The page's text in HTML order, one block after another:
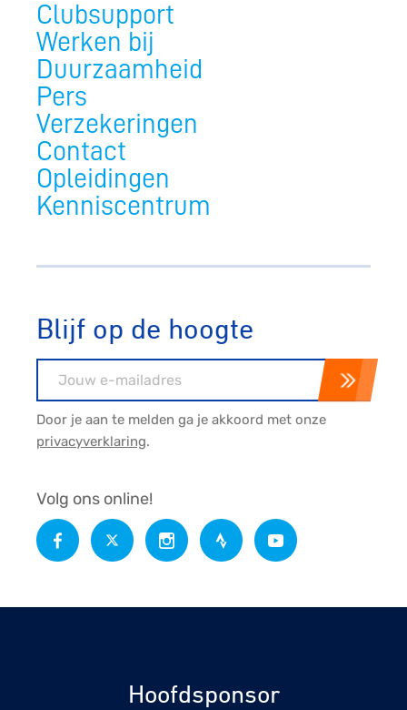
Clubsupport
Werken bij
Duurzaamheid
Pers
Verzekeringen
Contact
Opleidingen
Kenniscentrum
Blijf op de hoogte
Door je aan te melden ga je akkoord met onze
privacyverklaring.
Volg ons online!
Hoofdsponsor